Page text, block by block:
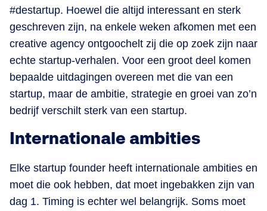
#destartup. Hoewel die altijd interessant en sterk
geschreven zijn, na enkele weken afkomen met een
creative agency ontgoochelt zij die op zoek zijn naar
echte startup-verhalen. Voor een groot deel komen
bepaalde uitdagingen overeen met die van een
startup, maar de ambitie, strategie en groei van zo’n
bedrijf verschilt sterk van een startup.
Internationale ambities
Elke startup founder heeft internationale ambities en
moet die ook hebben, dat moet ingebakken zijn van
dag 1. Timing is echter wel belangrijk. Soms moet